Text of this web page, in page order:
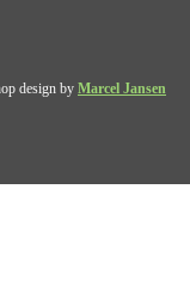
design by Marcel Jansen